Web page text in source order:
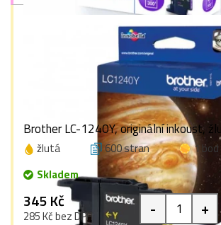
Brother LC-1240Y, originální inkoust,
žlutá 600 stran
1 bod
Skladem
345 Kč
285 Kč bez DPH - +